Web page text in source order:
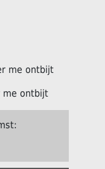
me ontbijt
me ontbijt